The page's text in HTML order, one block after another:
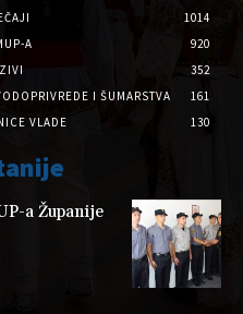
1014
A
920
352
I ŠUMARSTVA
161
VLADE
130
a Županije